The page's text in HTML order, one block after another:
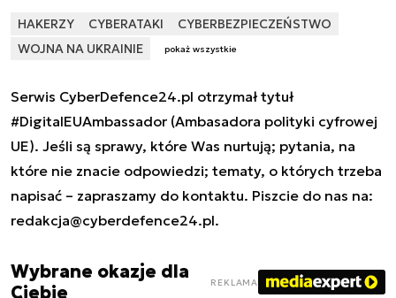
HAKERZY CYBERATAKI
CYBERBEZPIECZEŃSTWO
WOJNA NA UKRAINIE
pokaż wszystkie
Serwis CyberDefence24.pl otrzymał tytuł
#DigitalEUAmbassador (Ambasadora polityki cyfrowej
UE). Jeśli są sprawy, które Was nurtują; pytania, na
które nie znacie odpowiedzi; tematy, o których trzeba
napisać – zapraszamy do kontaktu. Piszcie do nas na:
redakcja@cyberdefence24.pl.
Wybrane okazje dla
Ciebie
REKLAMA